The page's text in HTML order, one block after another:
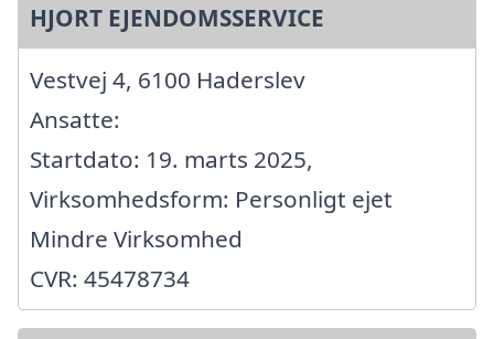
HJORT EJENDOMSSERVICE
Vestvej 4, 6100 Haderslev
Ansatte:
Startdato: 19. marts 2025,
Virksomhedsform: Personligt ejet
Mindre Virksomhed
CVR: 45478734